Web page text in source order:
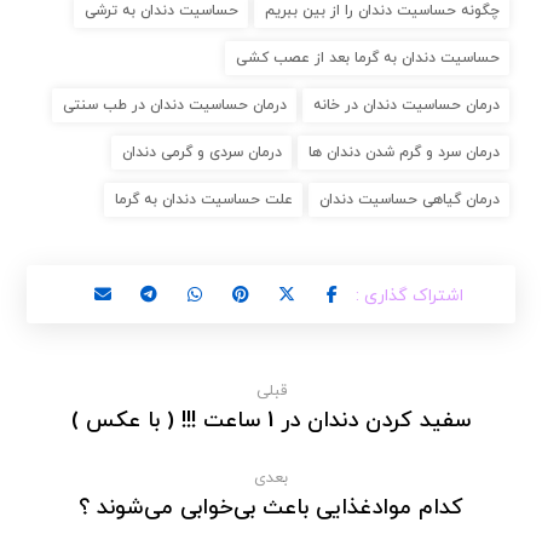
چگونه حساسیت دندان را از بین ببریم حساسیت دندان به ترشی
حساسیت دندان به گرما بعد از عصب کشی
درمان حساسیت دندان در خانه درمان حساسیت دندان در طب سنتی
درمان سرد و گرم شدن دندان ها درمان سردی و گرمی دندان
درمان گیاهی حساسیت دندان علت حساسیت دندان به گرما
قبلی
سفید کردن دندان در 1 ساعت !!! ( با عکس )
بعدی
کدام موادغذایی باعث بی‌خوابی می‌شوند ؟